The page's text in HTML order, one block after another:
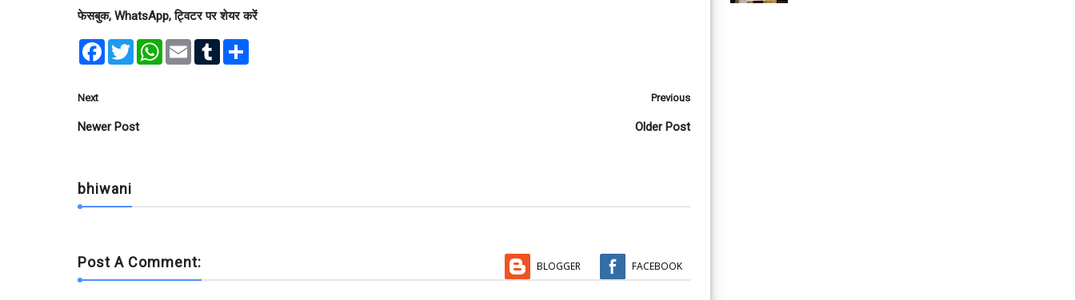
फेसबुक, WhatsApp, ट्विटर पर शेयर करें
F
o
k
T
w
r
W
E
T
Next
Newer Post
Previous
Older Post
bhiwani
Post A Comment: BLOGGER FACEBOOK